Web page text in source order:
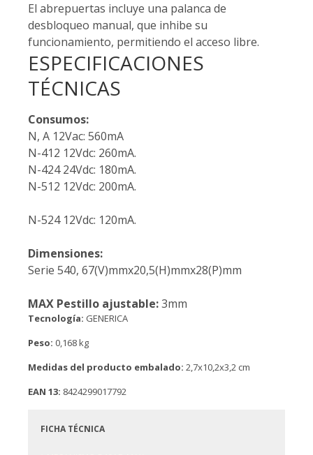
El abrepuertas incluye una palanca de
desbloqueo manual, que inhibe su
funcionamiento, permitiendo el acceso libre.
ESPECIFICACIONES
TÉCNICAS
Consumos:
N, A 12Vac: 560mA
N-412 12Vdc: 260mA.
N-424 24Vdc: 180mA.
N-512 12Vdc: 200mA.
N-524 12Vdc: 120mA.
Dimensiones:
Serie 540, 67(V)mmx20,5(H)mmx28(P)mm
MAX Pestillo ajustable:3mm
Tecnología: GENERICA
Peso: 0,168 kg
Medidas del producto embalado: 2,7x10,2x3,2 cm
EAN 13: 8424299017792
FICHA TÉCNICA